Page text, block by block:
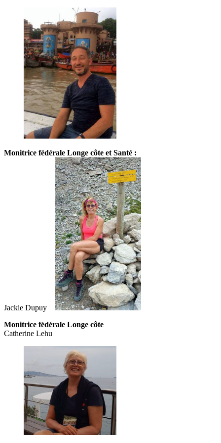
Monitrice fédérale Longe côte et Santé :
Jackie Dupuy
Monitrice fédérale Longe côte
Catherine Lehu